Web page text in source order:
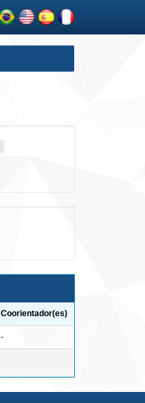
Coorientador(es)
-